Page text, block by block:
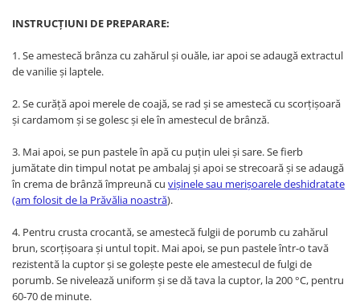
INSTRUCȚIUNI DE PREPARARE:
1. Se amestecă brânza cu zahărul și ouăle, iar apoi se adaugă extractul
de vanilie și laptele.
2. Se curăță apoi merele de coajă, se rad și se amestecă cu scorțișoară
și cardamom și se golesc și ele în amestecul de brânză.
3. Mai apoi, se pun pastele în apă cu puțin ulei și sare. Se fierb
jumătate din timpul notat pe ambalaj și apoi se strecoară și se adaugă
în crema de brânză împreună cu vișinele sau merișoarele deshidratate
(am folosit de la Prăvălia noastră).
4. Pentru crusta crocantă, se amestecă fulgii de porumb cu zahărul
brun, scorțișoara și untul topit. Mai apoi, se pun pastele într-o tavă
rezistentă la cuptor și se golește peste ele amestecul de fulgi de
porumb. Se nivelează uniform și se dă tava la cuptor, la 200 °C, pentru
60-70 de minute.